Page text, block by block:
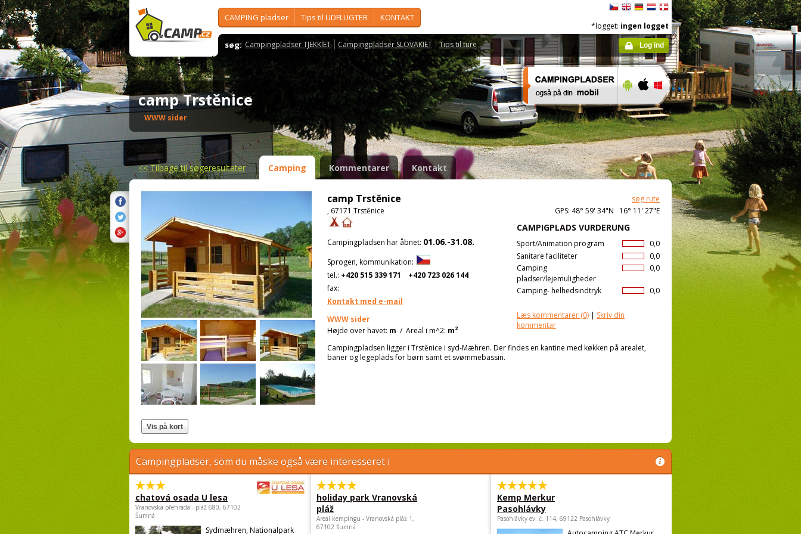
CAMPING pladser Tips til UDFLUGTER KONTAKT
søg: Campingpladser TJEKKIET Campingpladser SLOVAKIET Tips til ture
*logget: ingen logget
Log ind
camp Trstěnice
WWW sider
<<Tilbage til søgeresultater Camping Kommentarer Kontakt
camp Trstěnice
søg rute
, 67171 Trstěnice
GPS: 48° 59' 34"N 16° 11' 27"E
CAMPIGPLADS VURDERUNG
0,0
Sport/Animation program
0,0
Sanitare faciliteter
0,0
Camping
pladser/lejemuligheder
0,0
Camping- helhedsindtryk
Læs kommentarer (0) | Skriv din
kommentar
Campingpladsen har åbnet: 01.06.-31.08.
Sprogen, kommunikation:
tel.: +420 515 339 171
+420 723 026 144
fax:
Kontakt med e-mail
WWW sider
Højde over havet: m / Areal i m^2: m2
Campingpladsen ligger i Trstěnice i syd-Mæhren. Der findes en kantine med køkken på arealet,
baner og legeplads for børn samt et svømmebassin.
Campingpladser, som du måske også være interesseret i
chatová osada U lesa
Vranovská přehrada - pláž 680, 67102
Šumná
Sydmæhren, Nationalpark
holiday park Vranovská
pláž
Areál kempingu - Vranovská pláž 1,
67102 Šumná
Kemp Merkur
Pasohlávky
Pasohlávky ev. č. 114, 69122 Pasohlávky